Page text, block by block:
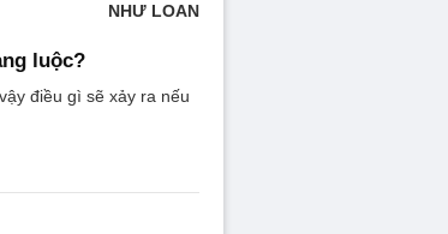
NHƯ LOAN
luộc?
điều gì sẽ xảy ra nếu